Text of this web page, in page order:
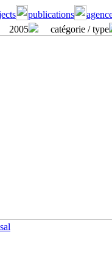
publications
2005 catégorie / type